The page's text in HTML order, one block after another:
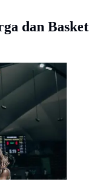
dan Basket
Basket